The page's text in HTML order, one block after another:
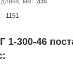
1151
1-300-46